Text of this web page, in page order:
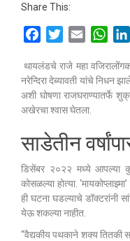
Share This:
FacebookTwitterEmail
थायलंडचे राजे महा
नरेन्दिरा देब्यावती यांचे निधन
अशी घोषणा राजघराण्यातर्फे
अखेरचा श्वास घेतला.
साडेतीन
डिसेंबर २०२२ मध्ये आपल्या
कोसळल्या होत्या.
ही घटना घडल्याचे डॉक्टरांनी
येऊ शकल्या नाहीत.
“वैद्यकीय पथकाने शक्य तितकी